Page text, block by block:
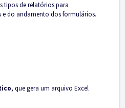
tipos de relatórios para
do andamento dos formulários.
, que gera um arquivo Excel